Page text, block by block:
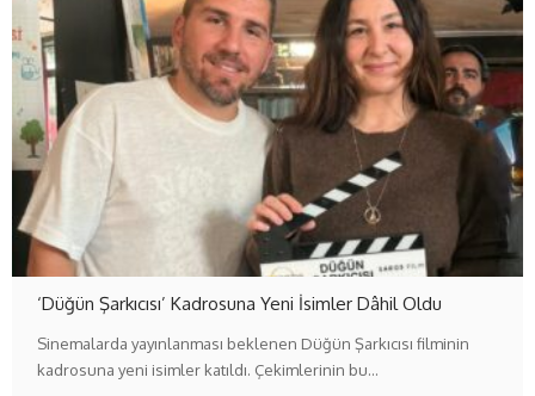
‘Düğün Şarkıcısı’ Kadrosuna Yeni İsimler Dâhil Oldu
Sinemalarda yayınlanması beklenen Düğün Şarkıcısı filminin
kadrosuna yeni isimler katıldı. Çekimlerinin bu…